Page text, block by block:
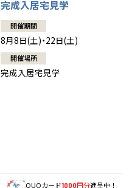
完成入居宅見学
開催期間
8月8日(土)・22日(土)
開催場所
完成入居宅見学
QUOカード1000円分進呈中！